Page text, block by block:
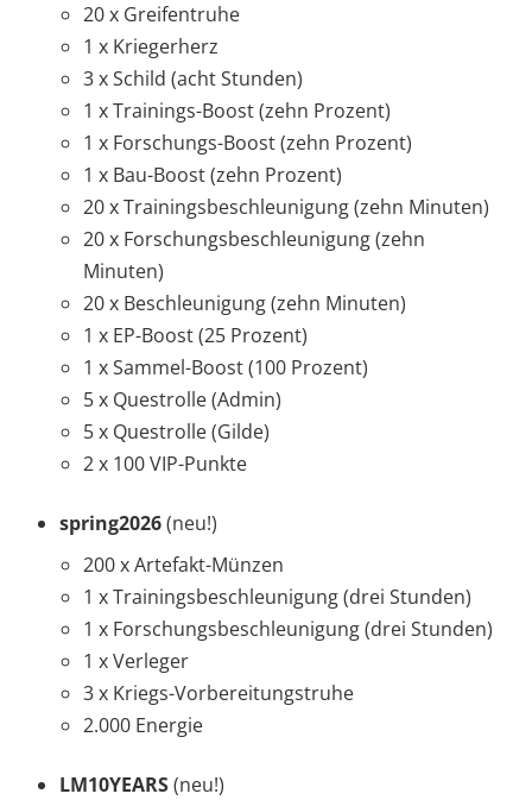
20 x Greifentruhe
1 x Kriegerherz
3 x Schild (acht Stunden)
1 x Trainings-Boost (zehn Prozent)
1 x Forschungs-Boost (zehn Prozent)
1 x Bau-Boost (zehn Prozent)
20 x Trainingsbeschleunigung (zehn Minuten)
20 x Forschungsbeschleunigung (zehn
Minuten)
20 x Beschleunigung (zehn Minuten)
1 x EP-Boost (25 Prozent)
1 x Sammel-Boost (100 Prozent)
5 x Questrolle (Admin)
5 x Questrolle (Gilde)
2 x 100 VIP-Punkte
spring2026(neu!)
200 x Artefakt-Münzen
1 x Trainingsbeschleunigung (drei Stunden)
1 x Forschungsbeschleunigung (drei Stunden)
1 x Verleger
3 x Kriegs-Vorbereitungstruhe
2.000 Energie
LM10YEARS(neu!)